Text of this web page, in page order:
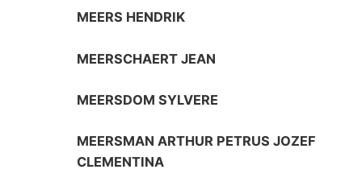
MEERS HENDRIK
MEERSCHAERT JEAN
MEERSDOM SYLVERE
MEERSMAN ARTHUR PETRUS JOZEF
CLEMENTINA